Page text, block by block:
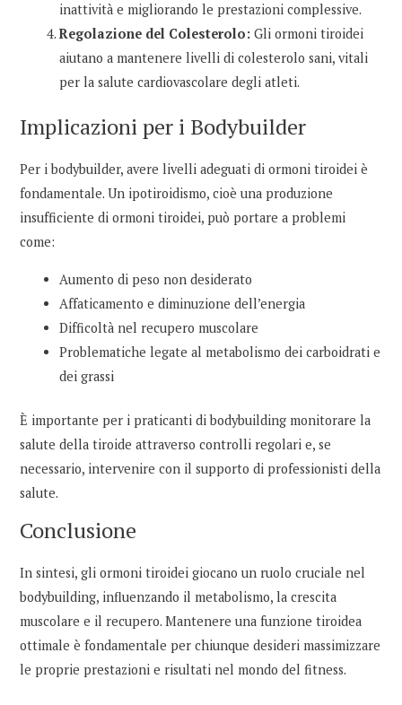
inattività e migliorando le prestazioni complessive.
Regolazione del Colesterolo: Gli ormoni tiroidei
aiutano a mantenere livelli di colesterolo sani, vitali
per la salute cardiovascolare degli atleti.
Implicazioni per i Bodybuilder
Per i bodybuilder, avere livelli adeguati di ormoni tiroidei è
fondamentale. Un ipotiroidismo, cioè una produzione
insufficiente di ormoni tiroidei, può portare a problemi
come:
Aumento di peso non desiderato
Affaticamento e diminuzione dell’energia
Difficoltà nel recupero muscolare
Problematiche legate al metabolismo dei carboidrati e
dei grassi
È importante per i praticanti di bodybuilding monitorare la
salute della tiroide attraverso controlli regolari e, se
necessario, intervenire con il supporto di professionisti della
salute.
Conclusione
In sintesi, gli ormoni tiroidei giocano un ruolo cruciale nel
bodybuilding, influenzando il metabolismo, la crescita
muscolare e il recupero. Mantenere una funzione tiroidea
ottimale è fondamentale per chiunque desideri massimizzare
le proprie prestazioni e risultati nel mondo del fitness.